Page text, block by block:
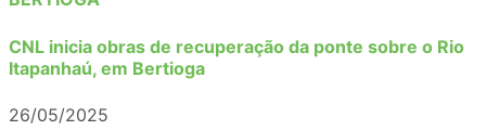
CNL inicia obras de recuperação da ponte sobre o Rio
Itapanhaú, em Bertioga
26/05/2025